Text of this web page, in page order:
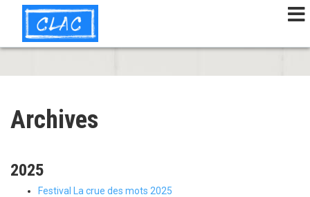
contenu
principal
Archives
2025
Festival La crue des mots 2025